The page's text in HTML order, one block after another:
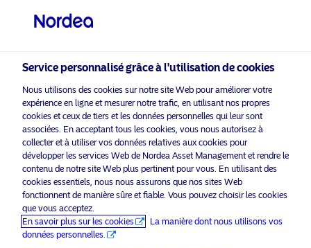
Veuillez sélectionner le type
d’investisseur auquel vous
appartenez
Pays
Luxembourg
Investisseur professionnel
L’expérience compte
Service personnalisé grâce à l'utilisation de cookies
Nous utilisons des cookies sur notre site Web pour améliorer votre
expérience en ligne et mesurer notre trafic, en utilisant nos propres
cookies et ceux de tiers et les données personnelles qui leur sont
associées. En acceptant tous les cookies, vous nous autorisez à
collecter et à utiliser vos données relatives aux cookies pour
développer les services Web de Nordea Asset Management et rendre le
contenu de notre site Web plus pertinent pour vous. En utilisant des
cookies essentiels, nous nous assurons que nos sites Web
fonctionnent de manière sûre et fiable. Vous pouvez choisir les cookies
que vous acceptez.
En savoir plus sur les cookies
La manière dont nous utilisons vos
données personnelles.